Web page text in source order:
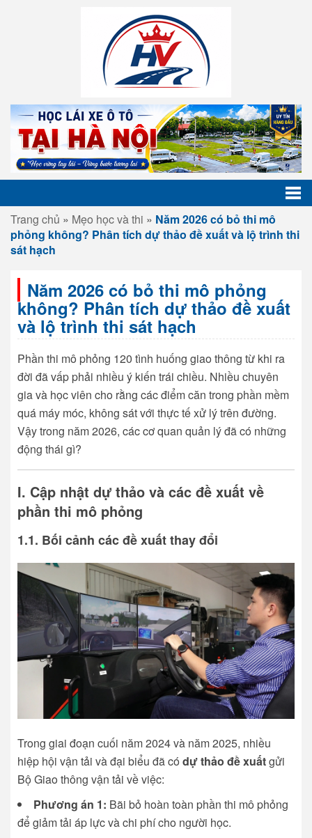
Trang chủ » Mẹo học và thi » Năm 2026 có bỏ thi mô
phỏng không? Phân tích dự thảo đề xuất và lộ trình thi
sát hạch
Năm 2026 có bỏ thi mô phỏng
không? Phân tích dự thảo đề xuất
và lộ trình thi sát hạch
Phần thi mô phỏng 120 tình huống giao thông từ khi ra
đời đã vấp phải nhiều ý kiến trái chiều. Nhiều chuyên
gia và học viên cho rằng các điểm căn trong phần mềm
quá máy móc, không sát với thực tế xử lý trên đường.
Vậy trong năm 2026, các cơ quan quản lý đã có những
động thái gì?
I. Cập nhật dự thảo và các đề xuất về
phần thi mô phỏng
1.1. Bối cảnh các đề xuất thay đổi
Trong giai đoạn cuối năm 2024 và năm 2025, nhiều
hiệp hội vận tải và đại biểu đã có dự thảo đề xuấtgửi
Bộ Giao thông vận tải về việc:
Phương án 1: Bãi bỏ hoàn toàn phần thi mô phỏng
để giảm tải áp lực và chi phí cho người học.